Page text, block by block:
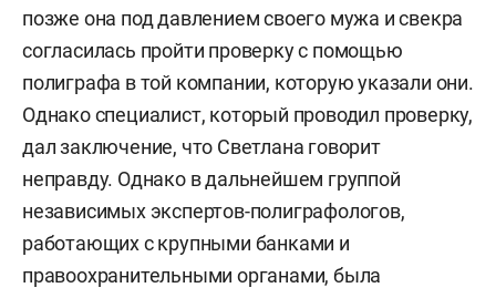
позже она под давлением своего мужа и свекра
согласилась пройти проверку с помощью
полиграфа в той компании, которую указали они.
Однако специалист, который проводил проверку,
дал заключение, что Светлана говорит
неправду. Однако в дальнейшем группой
независимых экспертов-полиграфологов,
работающих с крупными банками и
правоохранительными органами, была